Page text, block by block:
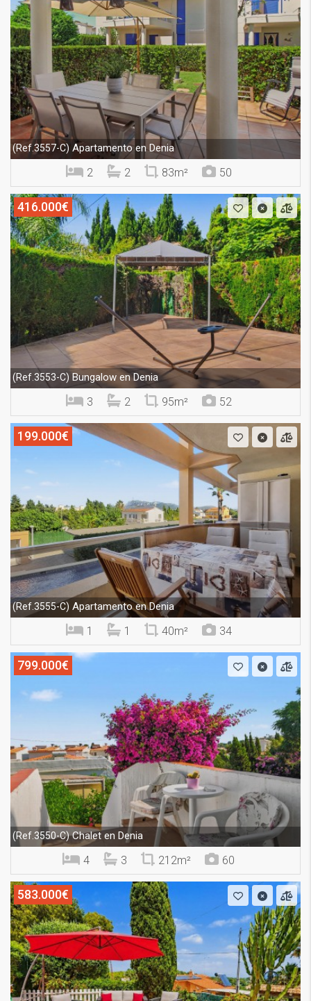
(Ref.3557-C) Apartamento en Denia
2 2 83m² 50
416.000€
(Ref.3553-C) Bungalow en Denia
3 2 95m² 52
199.000€
(Ref.3555-C) Apartamento en Denia
1 1 40m² 34
799.000€
(Ref.3550-C)Chalet en Denia
4 3 212m² 60
583.000€